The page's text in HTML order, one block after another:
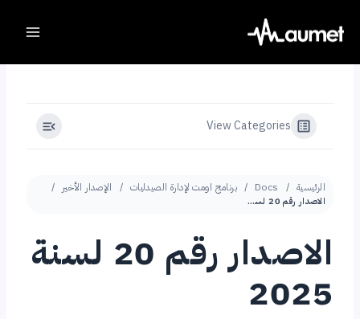
content
View Categories
الرئيسية Docs برنامج اومت لإدارة الصيدليات الإصدار الأخير
الاصدار رقم 20 لسنة 2025
الاصدار رقم 20 لسنة
2025